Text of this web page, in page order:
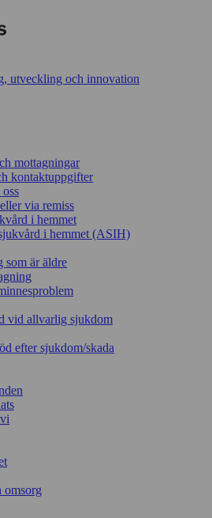
utveckling och innovation
mottagningar
kontaktuppgifter
via remiss
i hemmet
i hemmet (ASIH)
som är äldre
vid allvarlig sjukdom
efter sjukdom/skada
omsorg